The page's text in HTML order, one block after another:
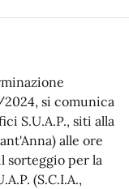
si comunica
S.U.A.P., siti alla
alle ore
sorteggio per la
(S.C.I.A.,